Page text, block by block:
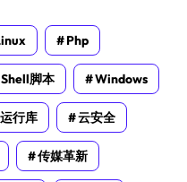
Php
Shell脚本 Windows
行库 云安全
传媒革新